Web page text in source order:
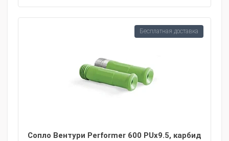
Сопло Вентури Performer 600 PUx9.5, карбид
Бесплатная доставка